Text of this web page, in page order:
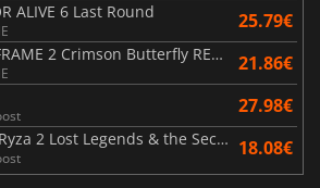
ALIVE 6 Last Round 25.79€
FATAL FRAME 2 Crimson Butterfly REMAKE 21.86€
27.98€
Atelier Ryza 2 Lost Legends & the Secret Fairy DX 18.08€